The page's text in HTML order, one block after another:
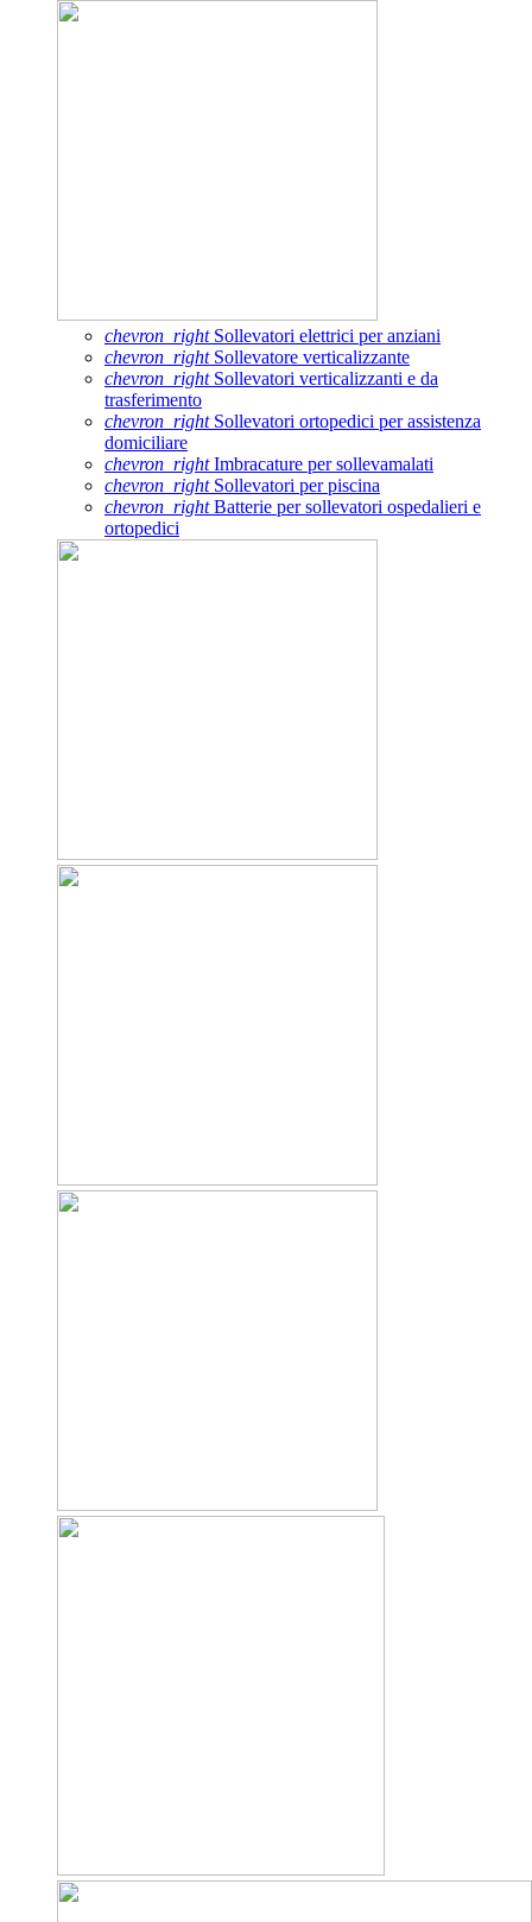
chevron_rightSollevatori elettrici per anziani
chevron_rightSollevatore verticalizzante
chevron_rightSollevatori verticalizzanti e da
trasferimento
chevron_rightSollevatori ortopedici per assistenza
domiciliare
chevron_rightImbracature per sollevamalati
chevron_rightSollevatori per piscina
chevron_rightBatterie per sollevatori ospedalieri e
ortopedici